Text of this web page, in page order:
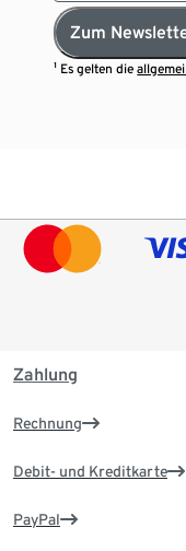
Zum
¹ Es gelten die
Zahlung
Rechnung
Debit- und Kreditkarte
PayPal